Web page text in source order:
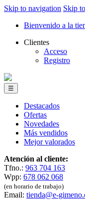
Skip to navigation Skip
Bienvenido a la
Clientes
Acceso
Registro
☰
Destacados
Ofertas
Novedades
Más vendidos
Mejor valorados
Atención al cliente:
Tfno.: 963 704 163
Wpp: 678 062 068
(en horario de trabajo)
Email: tienda@e-